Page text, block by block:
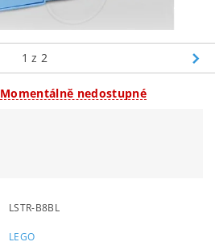
1 z 2
Momentálně nedostupné
LSTR-B8BL
LEGO